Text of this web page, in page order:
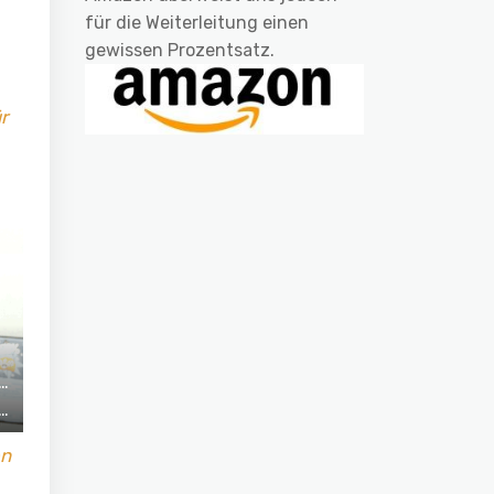
für die Weiterleitung einen
gewissen Prozentsatz.